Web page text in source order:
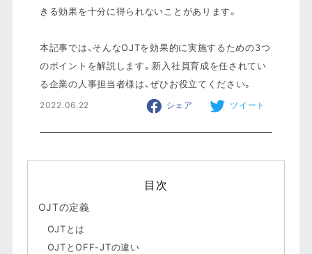
きる効果を十分に得られないことがあります。
本記事では、そんなOJTを効果的に実施するための3つ
のポイントを解説します。新入社員育成を任されてい
る企業の人事担当者様は、ぜひお役立てください。
2022.06.22 シェア ツイート
目次
OJTの定義
OJTとは
OJTとOFF-JTの違い